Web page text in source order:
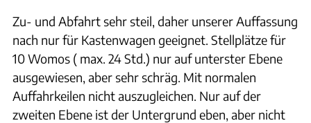
Zu- und Abfahrt sehr steil, daher unserer Auffassung
nach nur für Kastenwagen geeignet. Stellplätze für
10 Womos ( max. 24 Std.) nur auf unterster Ebene
ausgewiesen, aber sehr schräg. Mit normalen
Auffahrkeilen nicht auszugleichen. Nur auf der
zweiten Ebene ist der Untergrund eben, aber nicht